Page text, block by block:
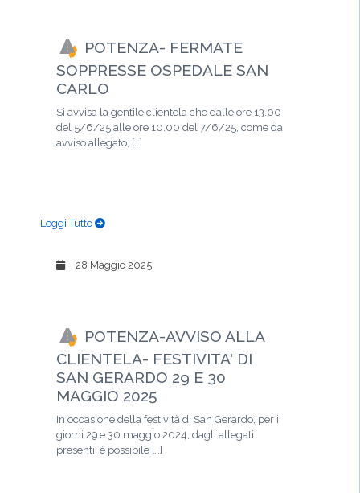
POTENZA- FERMATE
SOPPRESSE OSPEDALE SAN
CARLO
Si avvisa la gentile clientela che dalle ore 13.00
del 5/6/25 alle ore 10.00 del 7/6/25, come da
avviso allegato, […]
Leggi Tutto
28 Maggio 2025
POTENZA-AVVISO ALLA
CLIENTELA- FESTIVITA' DI
SAN GERARDO 29 E 30
MAGGIO 2025
In occasione della festività di San Gerardo, per i
giorni 29 e 30 maggio 2024, dagli allegati
presenti, è possibile […]